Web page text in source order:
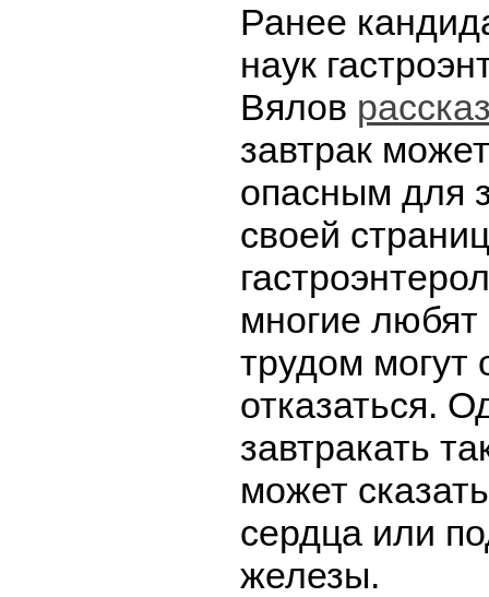
Ранее
наук
Вялов
завтрак
опасным для
своей
многие
трудом могут
отказаться.
завтракать
может
сердца или
железы.